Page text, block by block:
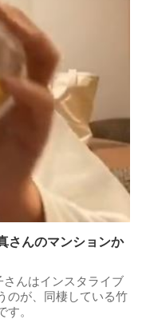
さんのマンションか
んはインスタライブ
のが、同棲している竹
。